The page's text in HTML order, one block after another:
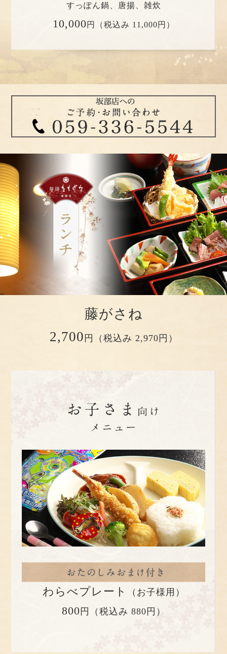
すっぽん鍋、唐揚、雑炊
10,000円（税込み 11,000円）
藤がさね
2,700 円（税込み 2,970円）
わらべプレート （お子様用）
800円（税込み 880円）